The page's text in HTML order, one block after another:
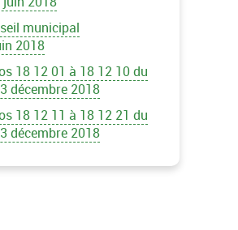
municipal
2018
18 12 01 à 18 12 10 du
décembre 2018
18 12 11 à 18 12 21 du
décembre 2018